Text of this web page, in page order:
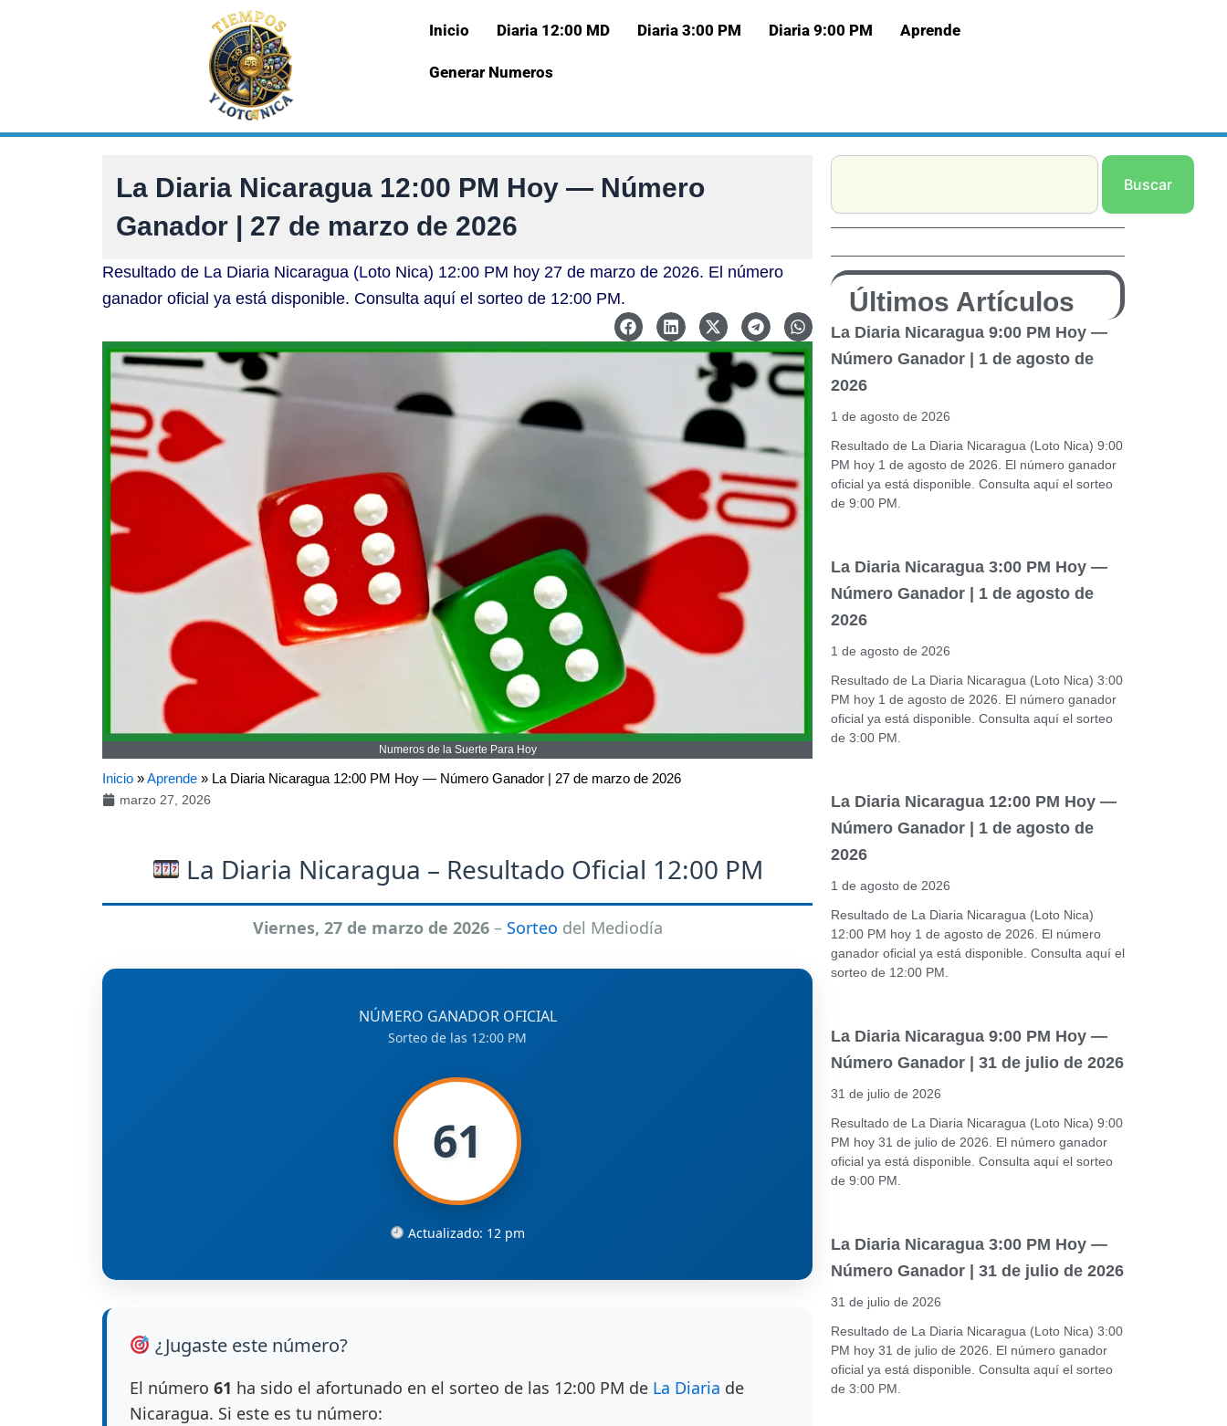
Inicio Diaria 12:00 MD Diaria 3:00 PM Diaria 9:00 PM Aprende
Generar Numeros
La Diaria Nicaragua 12:00 PM Hoy — Número
Ganador | 27 de marzo de 2026
Resultado de La Diaria Nicaragua (Loto Nica) 12:00 PM hoy 27 de marzo de 2026. El número
ganador oficial ya está disponible. Consulta aquí el sorteo de 12:00 PM.
Numeros de la Suerte Para Hoy
Inicio »Aprende » La Diaria Nicaragua 12:00 PM Hoy — Número Ganador | 27 de marzo de 2026
marzo 27, 2026
La Diaria Nicaragua – Resultado Oficial 12:00 PM
Viernes, 27 de marzo de 2026– Sorteo del Mediodía
NÚMERO GANADOR OFICIAL
Sorteo de las 12:00 PM
61
Actualizado: 12 pm
¿Jugaste este número?
El número 61 ha sido el afortunado en el sorteo de las 12:00 PM de La Diaria de
Nicaragua. Si este es tu número:
Search
Buscar
Últimos Artículos
La Diaria Nicaragua 9:00 PM Hoy —
Número Ganador | 1 de agosto de
2026
1 de agosto de 2026
Resultado de La Diaria Nicaragua (Loto Nica) 9:00
PM hoy 1 de agosto de 2026. El número ganador
oficial ya está disponible. Consulta aquí el sorteo
de 9:00 PM.
La Diaria Nicaragua 3:00 PM Hoy —
Número Ganador | 1 de agosto de
2026
1 de agosto de 2026
Resultado de La Diaria Nicaragua (Loto Nica) 3:00
PM hoy 1 de agosto de 2026. El número ganador
oficial ya está disponible. Consulta aquí el sorteo
de 3:00 PM.
La Diaria Nicaragua 12:00 PM Hoy —
Número Ganador | 1 de agosto de
2026
1 de agosto de 2026
Resultado de La Diaria Nicaragua (Loto Nica)
12:00 PM hoy 1 de agosto de 2026. El número
ganador oficial ya está disponible. Consulta aquí el
sorteo de 12:00 PM.
La Diaria Nicaragua 9:00 PM Hoy —
Número Ganador | 31 de julio de 2026
31 de julio de 2026
Resultado de La Diaria Nicaragua (Loto Nica) 9:00
PM hoy 31 de julio de 2026. El número ganador
oficial ya está disponible. Consulta aquí el sorteo
de 9:00 PM.
La Diaria Nicaragua 3:00 PM Hoy —
Número Ganador | 31 de julio de 2026
31 de julio de 2026
Resultado de La Diaria Nicaragua (Loto Nica) 3:00
PM hoy 31 de julio de 2026. El número ganador
oficial ya está disponible. Consulta aquí el sorteo
de 3:00 PM.